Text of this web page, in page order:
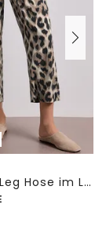
7/8 Wide Leg Hose im Loose Fit mit Print